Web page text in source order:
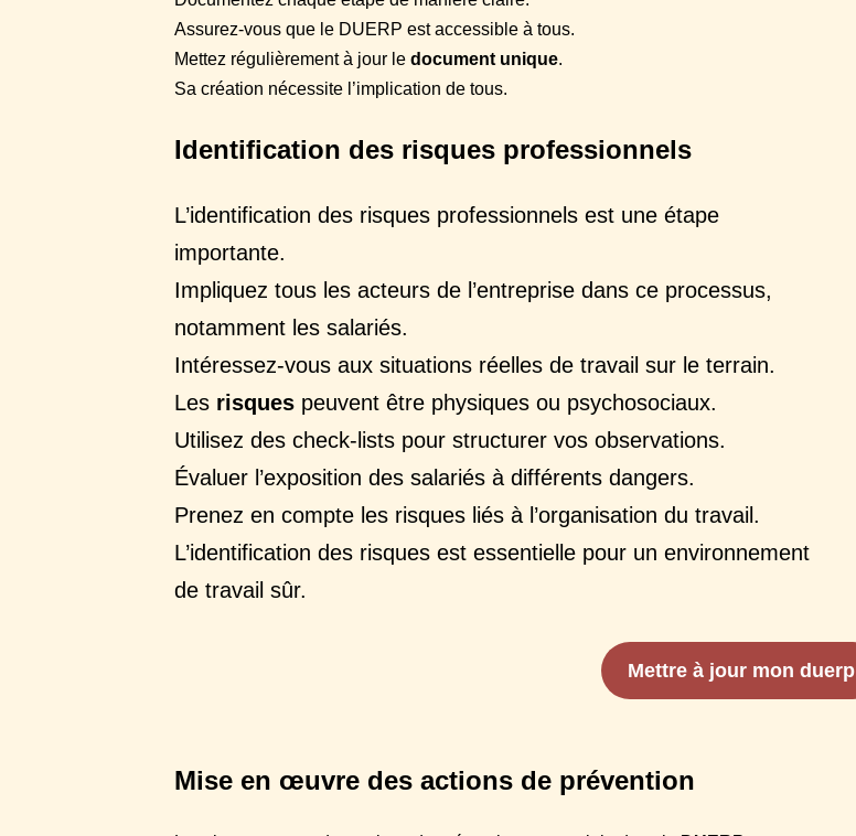
Assurez-vous que le DUERP est accessible à tous.
Mettez régulièrement à jour le document unique.
Sa création nécessite l’implication de tous.
Identification des risques professionnels
L’identification des risques professionnels est une étape
importante.
Impliquez tous les acteurs de l’entreprise dans ce processus,
notamment les salariés.
Intéressez-vous aux situations réelles de travail sur le terrain.
Les risquespeuvent être physiques ou psychosociaux.
Utilisez des check-lists pour structurer vos observations.
Évaluer l’exposition des salariés à différents dangers.
Prenez en compte les risques liés à l’organisation du travail.
L’identification des risques est essentielle pour un environnement
de travail sûr.
Mettre à jour mon duerp
Mise en œuvre des actions de prévention